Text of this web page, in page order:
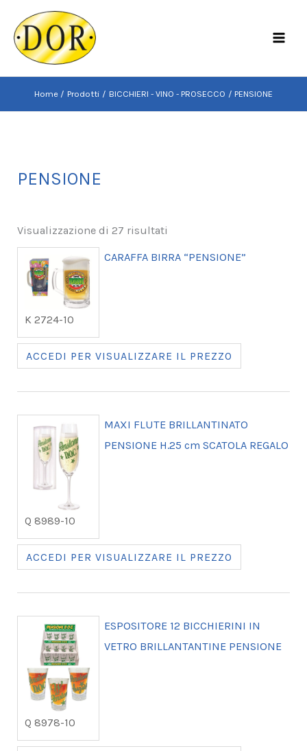
contenuto
Home Prodotti BICCHIERI - VINO - PROSECCO PENSIONE
PENSIONE
Visualizzazione di 27 risultati
K 2724-10
CARAFFA BIRRA “PENSIONE”
ACCEDI PER VISUALIZZARE IL PREZZO
Q 8989-10
MAXI FLUTE BRILLANTINATO
PENSIONE H.25 cm SCATOLA REGALO
ACCEDI PER VISUALIZZARE IL PREZZO
Q 8978-10
ESPOSITORE 12 BICCHIERINI IN
VETRO BRILLANTANTINE PENSIONE